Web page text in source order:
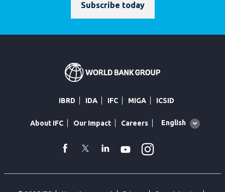
Subscribe today
IBRD IDA IFC MIGA ICSID
About IFC Our Impact Careers
Global
English
facebook
TwitterLinkedin
Youtube